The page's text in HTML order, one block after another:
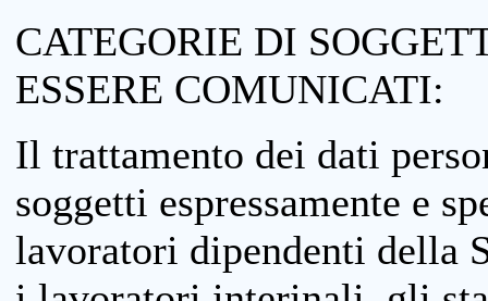
CATEGORIE DI
ESSERE COMUNICATI:
Il trattamento dei dati
soggetti espressamente e
lavoratori dipendenti della